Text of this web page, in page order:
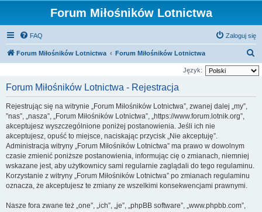
Forum Miłośników Lotnictwa
FAQ Zaloguj się
Forum Miłośników Lotnictwa Forum Miłośników Lotnictwa
z
Język:
Forum Miłośników Lotnictwa - Rejestracja
Rejestrując się na witrynie „Forum Miłośników Lotnictwa”, zwanej dalej „my”,
”nas”, „nasza”, „Forum Miłośników Lotnictwa”, „https://www.forum.lotnik.org”,
akceptujesz wyszczególnione poniżej postanowienia. Jeśli ich nie
akceptujesz, opuść to miejsce, naciskając przycisk „Nie akceptuję”.
Administracja witryny „Forum Miłośników Lotnictwa” ma prawo w dowolnym
czasie zmienić poniższe postanowienia, informując cię o zmianach, niemniej
wskazane jest, aby użytkownicy sami regularnie zaglądali do tego regulaminu.
Korzystanie z witryny „Forum Miłośników Lotnictwa” po zmianach regulaminu
oznacza, że akceptujesz te zmiany ze wszelkimi konsekwencjami prawnymi.
Nasze fora zwane też „one”, „ich”, „je”, „phpBB software”, „www.phpbb.com”,